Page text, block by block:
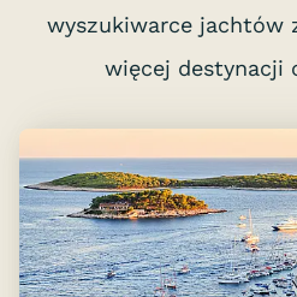
wyszukiwarce jachtów
więcej destynacji